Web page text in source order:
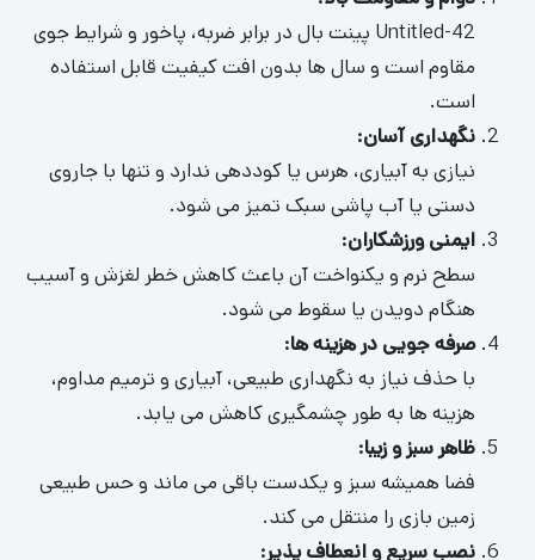
هنگام دویدن یا سقوط می شود.
صرفه جویی در هزینه ها:
با حذف نیاز به نگهداری طبیعی، آبیاری و ترمیم مداوم،
هزینه ها به طور چشمگیری کاهش می یابد.
ظاهر سبز و زیبا:
فضا همیشه سبز و یکدست باقی می ماند و حس طبیعی
زمین بازی را منتقل می کند.
نصب سریع و انعطاف پذیر:
امکان اجرای سریع و تغییر چیدمان زمین بازی بدون دردسر
وجود دارد.
قابلیت استفاده در تمام فصول:
Untitled-42 مقاوم در برابر سرما، گرما و رطوبت بوده و
امکان استفاده در تمام فصول سال را فراهم می کند.
انتخاب کفپوش مناسب برای زمین پینت بال، تصمیمی کلیدی